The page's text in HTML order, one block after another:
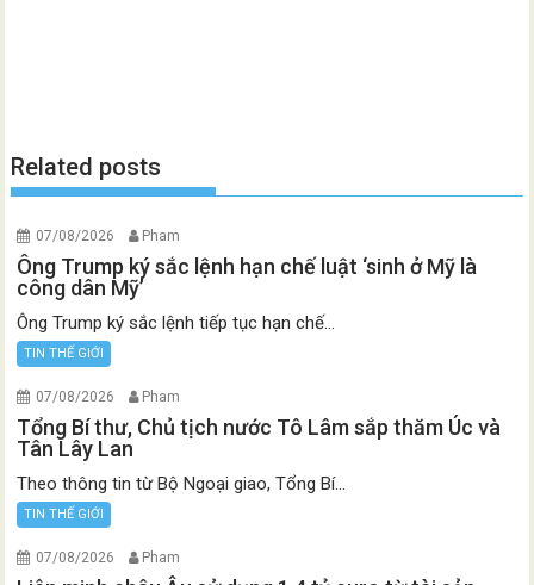
Related posts
07/08/2026 Pham
Ông Trump ký sắc lệnh hạn chế luật ‘sinh ở Mỹ là
công dân Mỹ’
Ông Trump ký sắc lệnh tiếp tục hạn chế...
TIN THẾ GIỚI
07/08/2026 Pham
Tổng Bí thư, Chủ tịch nước Tô Lâm sắp thăm Úc và
Tân Lây Lan
Theo thông tin từ Bộ Ngoại giao, Tổng Bí...
TIN THẾ GIỚI
07/08/2026 Pham